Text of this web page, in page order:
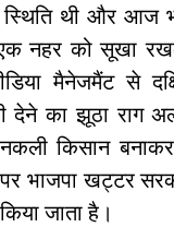
थी और आज
नहर को सूखा
मैनेजमैंट से
देने का झूठा राग
किसान बनाकर
भाजपा खट्टर
जाता है।